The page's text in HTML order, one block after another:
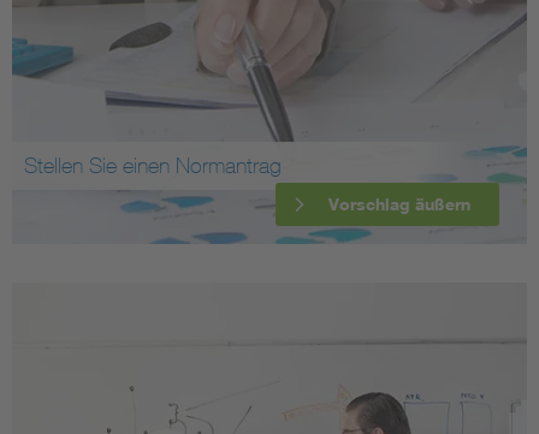
Stellen Sie einen Normantrag
Vorschlag äußern